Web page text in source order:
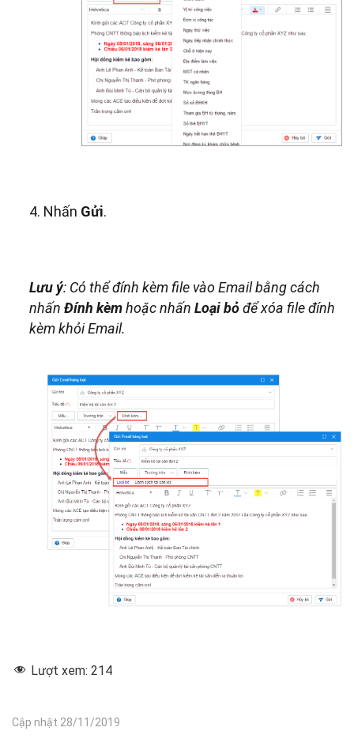
4. Nhấn Gửi.
Lưu ý: Có thể đính kèm file vào Email bằng cách
nhấn Đính kèmhoặc nhấn Loại bỏđể xóa file đính
kèm khỏi Email.
Lượt xem: 214
Cập nhật 28/11/2019